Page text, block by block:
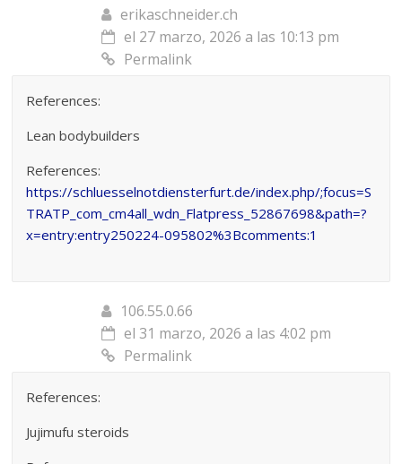
erikaschneider.ch
el 27 marzo, 2026 a las 10:13 pm
Permalink
References:
Lean bodybuilders
References:
https://schluesselnotdiensterfurt.de/index.php/;focus=S
TRATP_com_cm4all_wdn_Flatpress_52867698&path=?
x=entry:entry250224-095802%3Bcomments:1
106.55.0.66
el 31 marzo, 2026 a las 4:02 pm
Permalink
References:
Jujimufu steroids